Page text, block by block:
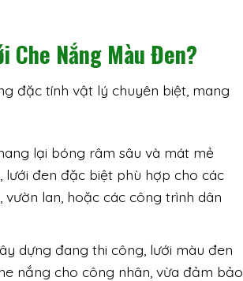
Che Nắng Màu Đen?
đặc tính vật lý chuyên biệt, mang
lại bóng râm sâu và mát mẻ
lưới đen đặc biệt phù hợp cho các
lan, hoặc các công trình dân
dựng đang thi công, lưới màu đen
nắng cho công nhân, vừa đảm bảo